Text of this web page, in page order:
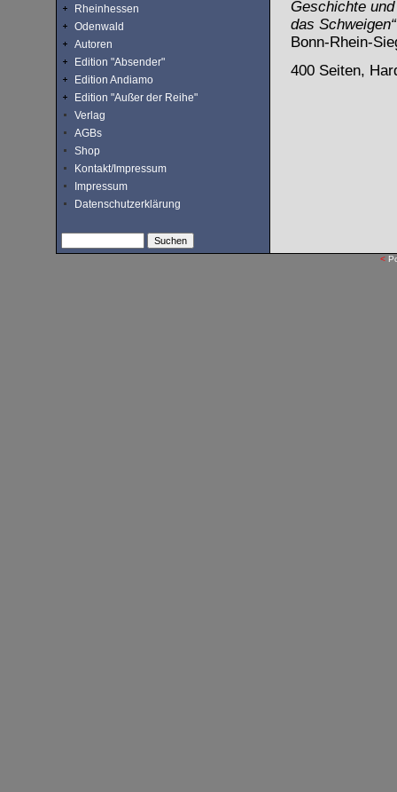
Rheinhessen
Odenwald
Autoren
Edition "Absender"
Edition Andiamo
Edition "Außer der Reihe"
Verlag
AGBs
Shop
Kontakt/Impressum
Impressum
Datenschutzerklärung
Geschichte
das
Bonn-Rhein-
400 Seiten,
<